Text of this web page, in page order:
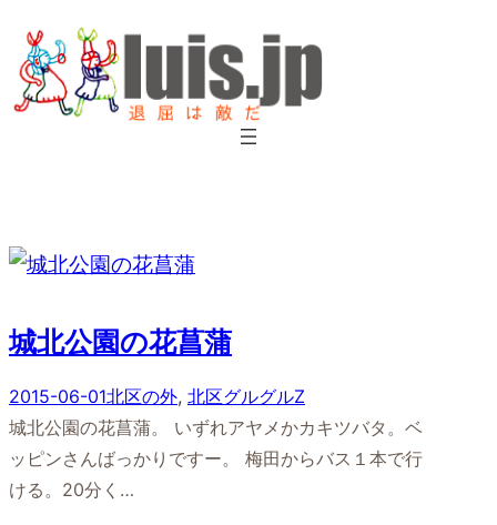
内
容
を
プ
城北公園の花菖蒲
2015-06-01北区の外, 北区グルグルZ
城北公園の花菖蒲。 いずれアヤメかカキツバタ。ベ
ッピンさんばっかりですー。 梅田からバス１本で行
ける。20分く…